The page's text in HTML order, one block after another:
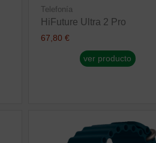
Telefonía
HiFuture Ultra 2 Pro
67,80 €
ver producto